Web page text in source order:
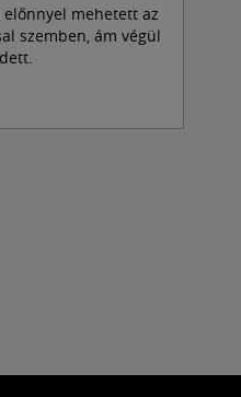
előnnyel mehetett az
szemben, ám végül